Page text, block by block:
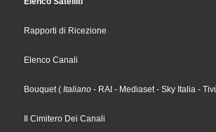
Rapporti di Ricezione
Elenco Canali
Bouquet ( Italiano - RAI - Mediaset - Sky Italia -
Il Cimitero Dei Canali